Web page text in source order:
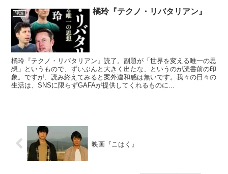
評論 橘玲『テクノ・リバタリアン』
橘玲『テクノ・リバタリアン』読了。副題が「世界を変える唯一の思
想」というもので、ずいぶんと大きく出たな、というのが読書前の印
象。ですが、読み終えてみると案外違和感は無いです。我々の日々の
生活は、SNSに限らずGAFAが提供してくれるものに...
映画『こはく』